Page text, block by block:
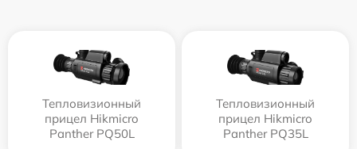
Тепловизионный
прицел Hikmicro
Panther PQ50L
Тепловизионный
прицел Hikmicro
Panther PQ35L